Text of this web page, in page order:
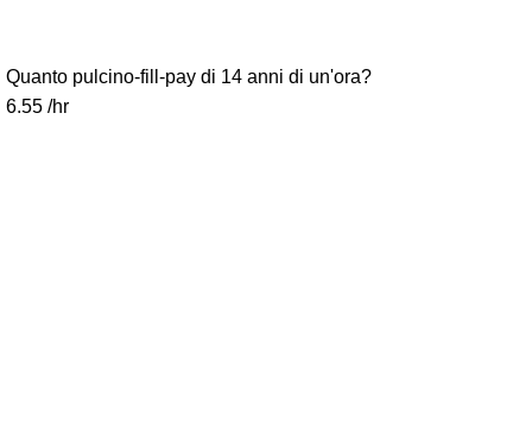
Quanto pulcino-fill-pay di 14 anni di un'ora?
6.55 /hr